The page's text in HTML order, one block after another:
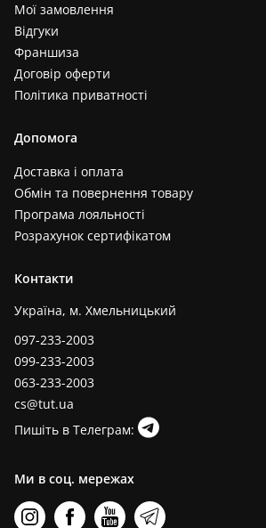
Мої замовлення
Відгуки
Франшиза
Договір оферти
Політика приватності
Допомога
Доставка і оплата
Обмін та повернення товару
Програма лояльності
Розрахунок сертифікатом
Контакти
Україна, м. Хмельницький
097-233-2003
099-233-2003
063-233-2003
cs@tut.ua
Пишіть в Телеграм:
Ми в соц. мережах